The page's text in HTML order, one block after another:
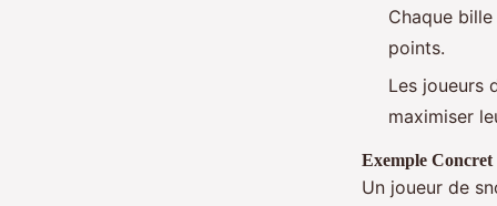
Chaque
points.
Les joueurs
maximiser
Exemple Concret
Un joueur de